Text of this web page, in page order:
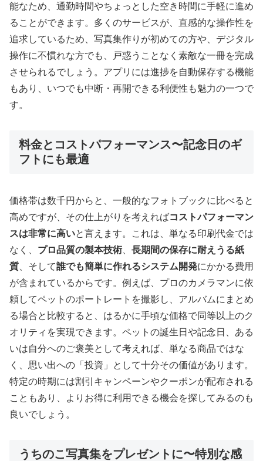
能なため、通勤時間やちょっとした空き時間に手軽に進め
ることができます。多くのサービスが、直感的な操作性を
追求しているため、写真集作りが初めての方や、デジタル
操作に不慣れな方でも、戸惑うことなく素敵な一冊を完成
させられるでしょう。アプリには進捗を自動保存する機能
もあり、いつでも中断・再開できる利便性も魅力の一つで
す。
料金とコストパフォーマンス〜記念日のギ
フトにも最適
価格帯は数千円からと、一般的なフォトブックに比べると
高めですが、その仕上がりを考えればコストパフォーマン
スは非常に高いと言えます。これは、単なる印刷代金では
なく、 プロ品質の製本技術
長期間の保存に耐えうる紙
質 、そして誰でも簡単に作れるシステム開発にかかる費用
が含まれているからです。例えば、プロのカメラマンに依
頼してペットのポートレートを撮影し、アルバムにまとめ
る場合と比較すると、はるかに手頃な価格で同等以上のク
オリティを実現できます。ペットの誕生日や記念日、ある
いは自分へのご褒美として考えれば、単なる商品ではな
く、思い出への「投資」として十分その価値があります。
特定の時期には割引キャンペーンやクーポンが配布される
こともあり、よりお得に利用できる機会を探してみるのも
良いでしょう。
うちのこ写真集をプレゼントに〜特別な感